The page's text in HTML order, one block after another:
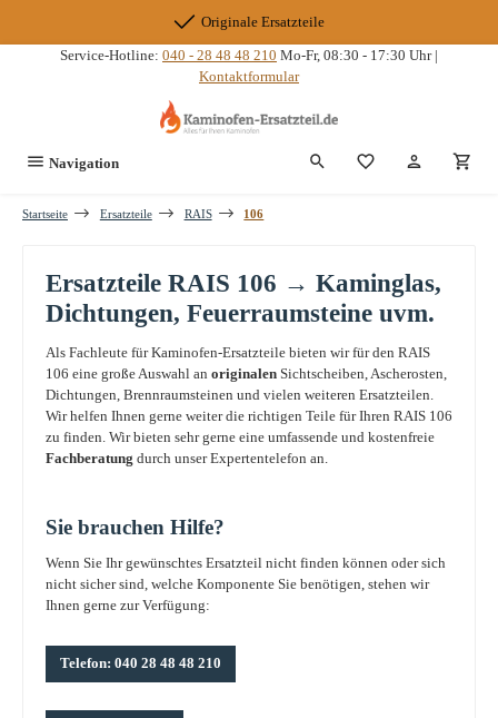
Originale Ersatzteile
Service-Hotline: 040 - 28 48 48 210 Mo-Fr, 08:30 - 17:30 Uhr |
Kontaktformular
Navigation Du hast 0
Startseite Ersatzteile RAIS 106
Ersatzteile RAIS 106 → Kaminglas,
Dichtungen, Feuerraumsteine uvm.
Als Fachleute für Kaminofen-Ersatzteile bieten wir für den RAIS
106 eine große Auswahl an originalen Sichtscheiben, Ascherosten,
Dichtungen, Brennraumsteinen und vielen weiteren Ersatzteilen.
Wir helfen Ihnen gerne weiter die richtigen Teile für Ihren RAIS 106
zu finden. Wir bieten sehr gerne eine umfassende und kostenfreie
Fachberatung durch unser Expertentelefon an.
Sie brauchen Hilfe?
Wenn Sie Ihr gewünschtes Ersatzteil nicht finden können oder sich
nicht sicher sind, welche Komponente Sie benötigen, stehen wir
Ihnen gerne zur Verfügung:
Telefon: 040 28 48 48 210